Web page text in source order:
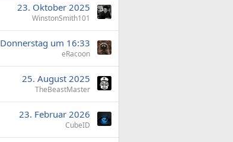
23. Oktober 2025
WinstonSmith101
Donnerstag um 16:33
eRacoon
25. August 2025
TheBeastMaster
23. Februar 2026
CubeID